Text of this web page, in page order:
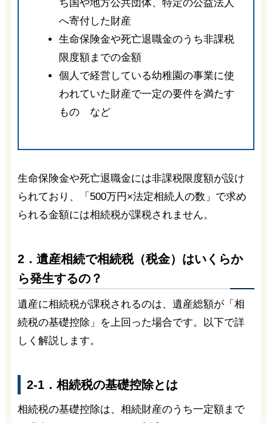
ち国や地方公共団体、特定の公益法人
へ寄付した財産
生命保険金や死亡退職金のうち非課税
限度額までの金額
個人で経営している幼稚園の事業に使
われていた財産で一定の要件を満たす
もの など
生命保険金や死亡退職金には非課税限度額が設け
られており、「500万円×法定相続人の数」で求め
られる金額には相続税が課税されません。
2．遺産相続で相続税（税金）はいくらか
ら発生するの？
遺産に相続税が課税されるのは、遺産総額が「相
続税の基礎控除」を上回った場合です。以下で詳
しく解説します。
2-1．相続税の基礎控除とは
相続税の基礎控除は、相続財産のうち一定額まで